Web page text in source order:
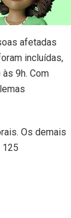
afetadas
incluídas,
9h. Com
Os demais
125